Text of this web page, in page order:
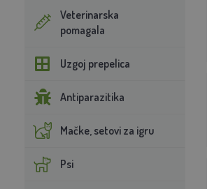
Veterinarska
pomagala
Uzgoj prepelica
Antiparazitika
Mačke, setovi za igru
Psi